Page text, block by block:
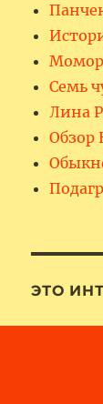
Семь
Лина
Обзор
ЭТО